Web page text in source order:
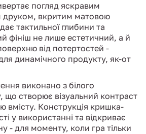
погляд яскравим
друком, вкритим матовою
тактильної глибини та
фініш не лише естетичний, а й
від потертостей -
динамічного продукту, як-от
виконано з білого
що створює візуальний контраст
вмісту. Конструкція кришка-
у використанні та відкриває
- для моменту, коли гра тільки